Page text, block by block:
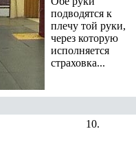
подводятся к
плечу той руки,
через которую
исполняется
страховка...
10.